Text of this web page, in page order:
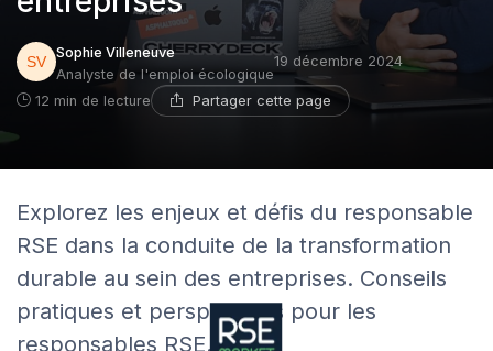
Sophie Villeneuve
Analyste de l'emploi écologique
19 décembre 2024
12 min de lecture Partager cette page
Explorez les enjeux et défis du responsable
RSE dans la conduite de la transformation
durable au sein des entreprises. Conseils
pratiques et perspectives pour les
responsables RSE.